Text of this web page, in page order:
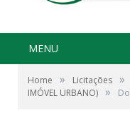
MENU
Home » Licitações »
IMÓVEL URBANO) »